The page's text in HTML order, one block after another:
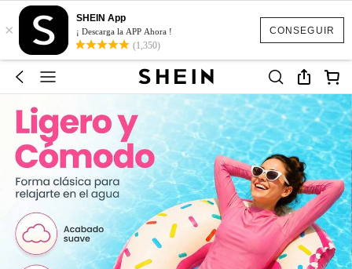
CONSEGUIR
×
SHEIN App
¡ Descarga la APP Ahora !
(1,350)